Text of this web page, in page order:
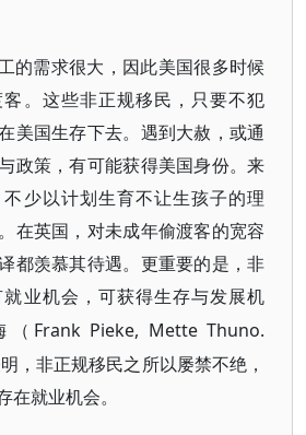
的需求很大，因此美国很多时候
。这些非正规移民，只要不犯
美国生存下去。遇到大赦，或通
政策，有可能获得美国身份。来
少以计划生育不让生孩子的理
在英国，对未成年偷渡客的宽容
都羡慕其待遇。更重要的是，非
业机会，可获得生存与发展机
（ Frank Pieke, Mette Thuno.
，非正规移民之所以屡禁不绝，
就业机会。